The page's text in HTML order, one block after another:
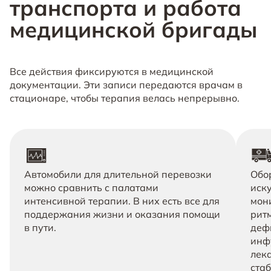
транспорта и работа
медицинской бригады
Все действия фиксируются в медицинской
документации. Эти записи передаются врачам в
стационаре, чтобы терапия велась непрерывно.
Автомобили для длительной перевозки
можно сравнить с палатами
интенсивной терапии. В них есть все для
поддержания жизни и оказания помощи
в пути.